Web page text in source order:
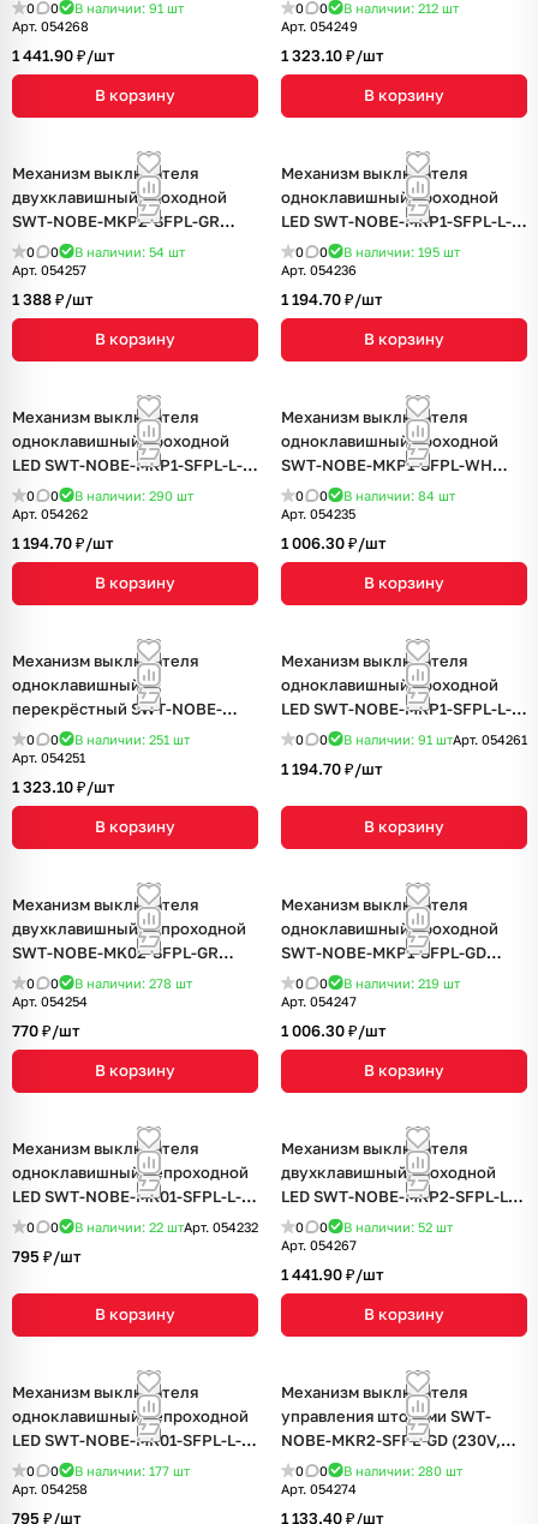
Золотой песок)
0 0 В наличии: 91 шт
Арт. 054268
1 441.90 ₽/шт
В корзину
(Arlight, Черный оникс)
0 0 В наличии: 212 шт
Арт. 054249
1 323.10 ₽/шт
В корзину
Механизм выключателя
двухклавишный проходной
SWT-NOBE-MKP2-SFPL-GR
(230V, 10A) (Arlight, Серый
базальт)
0 0 В наличии: 54 шт
Арт. 054257
1 388 ₽/шт
В корзину
Механизм выключателя
одноклавишный проходной
LED SWT-NOBE-MKP1-SFPL-L-
WH (230V, 10A) (Arlight, Белый
кварц)
0 0 В наличии: 195 шт
Арт. 054236
1 194.70 ₽/шт
В корзину
Механизм выключателя
одноклавишный проходной
LED SWT-NOBE-MKP1-SFPL-L-
GD (230V, 10A) (Arlight,
Золотой песок)
0 0 В наличии: 290 шт
Арт. 054262
1 194.70 ₽/шт
В корзину
Механизм выключателя
одноклавишный проходной
SWT-NOBE-MKP1-SFPL-WH
(230V, 10A) (Arlight, Белый
кварц)
0 0 В наличии: 84 шт
Арт. 054235
1 006.30 ₽/шт
В корзину
Механизм выключателя
одноклавишный
перекрёстный SWT-NOBE-
MKX1-SFPL-GR (230V, 10A)
(Arlight, Серый базальт)
0 0 В наличии: 251 шт
Арт. 054251
1 323.10 ₽/шт
В корзину
Механизм выключателя
одноклавишный проходной
LED SWT-NOBE-MKP1-SFPL-L-
BK (230V, 10A) (Arlight, Черный
0 0 В наличии: 91 штАрт. 054261
1 194.70 ₽/шт
В корзину
Механизм выключателя
двухклавишный непроходной
SWT-NOBE-MK02-SFPL-GR
(230V, 10A) (Arlight, Серый
базальт)
0 0 В наличии: 278 шт
Арт. 054254
770 ₽/шт
В корзину
Механизм выключателя
одноклавишный проходной
SWT-NOBE-MKP1-SFPL-GD
(230V, 10A) (Arlight, Золотой
песок)
0 0 В наличии: 219 шт
Арт. 054247
1 006.30 ₽/шт
В корзину
Механизм выключателя
одноклавишный непроходной
LED SWT-NOBE-MK01-SFPL-L-
WH (230V, 10A) (Arlight, Белый
0 0 В наличии: 22 штАрт. 054232
795 ₽/шт
В корзину
Механизм выключателя
двухклавишный проходной
LED SWT-NOBE-MKP2-SFPL-L-
BK (230V, 10A) (Arlight, Черный
оникс)
0 0 В наличии: 52 шт
Арт. 054267
1 441.90 ₽/шт
В корзину
Механизм выключателя
одноклавишный непроходной
LED SWT-NOBE-MK01-SFPL-L-
BK (230V, 10A) (Arlight, Черный
оникс)
0 0 В наличии: 177 шт
Арт. 054258
795 ₽/шт
Механизм выключателя
управления шторами SWT-
NOBE-MKR2-SFPL-GD (230V,
10A) (Arlight, Золотой песок)
0 0 В наличии: 280 шт
Арт. 054274
1 133.40 ₽/шт